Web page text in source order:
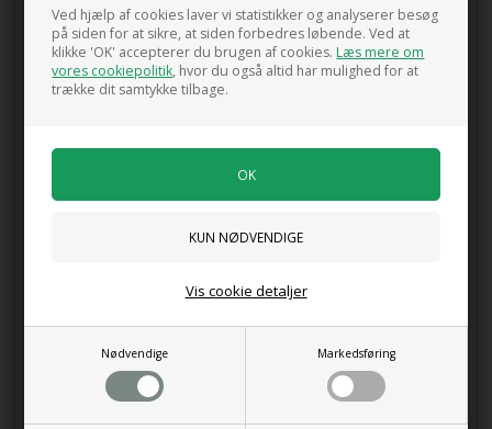
Ved hjælp af cookies laver vi statistikker og analyserer besøg
på siden for at sikre, at siden forbedres løbende. Ved at
klikke 'OK' accepterer du brugen af cookies.Læs mere om
vores cookiepolitik, hvor du også altid har mulighed for at
trække dit samtykke tilbage.
Nødvendige Markedsføring
Vis cookie detaljer
som rodklumpen. Løsn jorden grundigt i både bund og
sider for at sikre god rodvækst.
Forbedr jorden med næring: Bland minimum20 liter
komposteret kogødning®
Vand grundigt efter plantning – og fortsæt med at vande
Afslut med at påsætte en
som beskytter
stammen mod gnaveskader fra harer og rådyr.